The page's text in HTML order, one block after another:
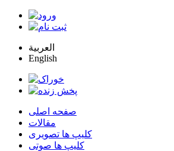
العربية
English
صفحه اصلی
مقالات
کلیپ ها تصویری
کلیپ ها صوتی